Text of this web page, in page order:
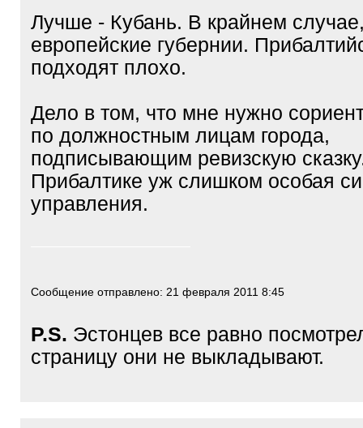
Лучше - Кубань. В крайнем
европейские губернии.
подходят плохо.
Дело в том, что мне нужно
по должностным лицам города,
подписывающим ревизскую
Прибалтике уж слишком особая
управления.
Сообщение отправлено: 21 февраля 2011 8:45
P.S. Эстонцев все равно
страницу они не выкладывают.